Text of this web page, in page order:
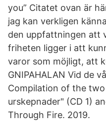
you” Citatet ovan är
jag kan verkligen
den uppfattningen att
friheten ligger i att
varor som möjligt, att
GNIPAHALAN Vid de
Compilation of the two
urskepnader" (CD 1)
Through Fire. 2019.